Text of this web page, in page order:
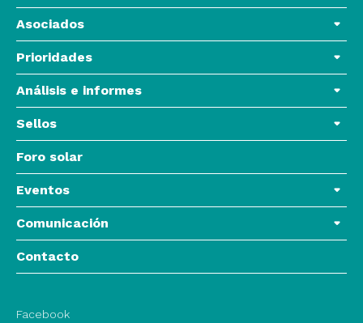
Asociados
Prioridades
Análisis e informes
Sellos
Foro solar
Eventos
Comunicación
Contacto
Facebook